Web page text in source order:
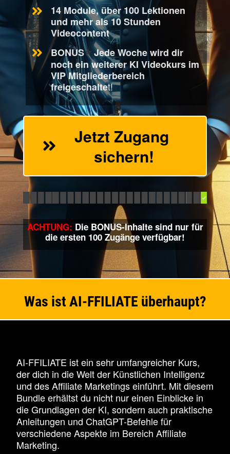
14 Module, über 100 Lektionen
und mehr als 10 Stunden
Videocontent
BONUS⭐️Jede Woche wird dir
noch ein weiterer KI Videokurs im
VIP Mitgliederbereich
freigeschaltet!
Jetzt Zugang
sichern!
ACHTUNG: Die BONUS-Inhalte sind nur für
die ersten 100 Zugänge verfügbar!
Was ist AI-FFILIATE überhaupt?
AI-FFILIATE ist ein sehr umfangreicher Kurs,
der dich in die Welt der Künstlichen Intelligenz
und des Affiliate Marketings einführt. Mit diesem
Bundle erhältst du nicht nur einen Einblicke in
die Grundlagen der KI, sondern auch praktische
Anleitungen und ChatGPT-Befehle für
verschiedene Aspekte im Bereich Affiliate
Marketing.